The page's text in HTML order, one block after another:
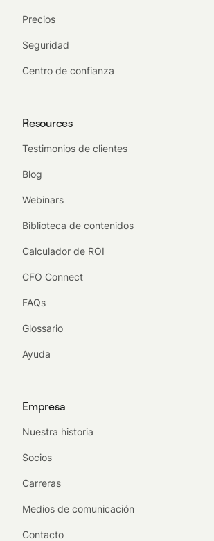
Precios
Seguridad
Centro de confianza
Resources
Testimonios de clientes
Blog
Webinars
Biblioteca de contenidos
Calculador de ROI
CFO Connect
FAQs
Glossario
Ayuda
Empresa
Nuestra historia
Socios
Carreras
Medios de comunicación
Contacto